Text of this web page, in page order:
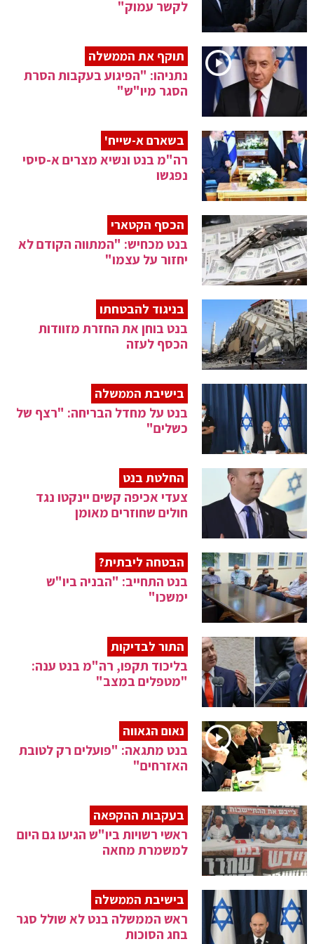
לקשר עמוק"
תוקף את הממשלה
נתניהו: "הפיגוע בעקבות הסרת
הסגר מיו"ש"
בשארם א-שייח'
רה"מ בנט ונשיא מצרים א-סיסי
נפגשו
הכסף הקטארי
בנט מכחיש: "המתווה הקודם לא
יחזור על עצמו"
בניגוד להבטחתו
בנט בוחן את החזרת מזוודות
הכסף לעזה
בישיבת הממשלה
בנט על מחדל הבריחה: "רצף של
כשלים"
החלטת בנט
צעדי אכיפה קשים יינקטו נגד
חולים שחוזרים מאומן
הבטחה ליבתית?
בנט התחייב: "הבניה ביו"ש
ימשכו"
התור לבדיקות
בליכוד תקפו, רה"מ בנט ענה:
"מטפלים במצב"
נאום הגאווה
בנט מתגאה: "פועלים רק לטובת
האזרחים"
בעקבות ההקפאה
ראשי רשויות ביו"ש הגיעו גם היום
למשמרת מחאה
בישיבת הממשלה
ראש הממשלה בנט לא שולל סגר
בחג הסוכות